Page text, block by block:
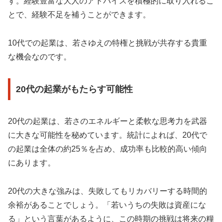
とで、経験不足を補うことができます。
10代での起業は、若さゆえの特権と挑戦が共存する貴重
な機会なのです。
20代の起業がもたらす可能性
20代の起業は、若さのエネルギーと柔軟な思考力を武器
に大きな可能性を秘めています。統計によれば、20代で
の起業は全体の約25％を占め、成功率も比較的高い傾向
にあります。
20代の大きな強みは、失敗してもリカバリーする時間的
余裕があることでしょう。「若いうちの失敗は資産にな
る」という言葉があるように、この時期の挑戦は将来の糧